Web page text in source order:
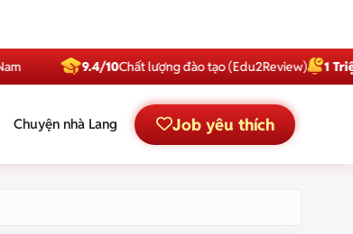
9.4/10Chất lượng đào tạo (Edu2Review) 1 Triệu
Chuyện nhà Lang Job yêu thích